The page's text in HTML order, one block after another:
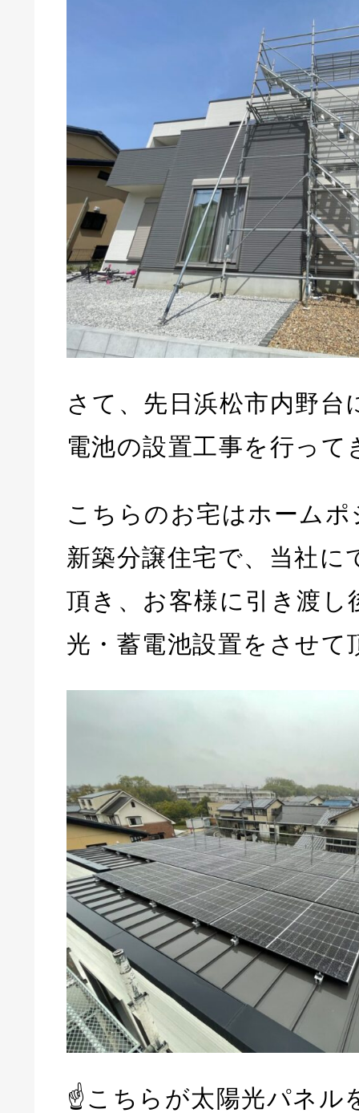
さて、先日浜松市内野台
電池の設置工事を行って
こちらのお宅はホーム
新築分譲住宅で、当社に
頂き、お客様に引き渡し
光・蓄電池設置をさせて
☝こちらが太陽光パネル